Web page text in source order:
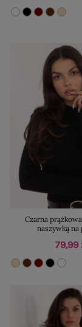
Czarna
naszywką na
79,99